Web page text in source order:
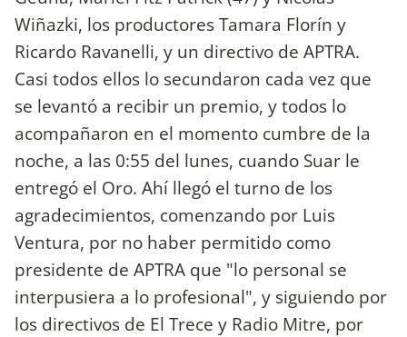
Wiñazki, los productores Tamara Florín y
Ricardo Ravanelli, y un directivo de APTRA.
Casi todos ellos lo secundaron cada vez que
se levantó a recibir un premio, y todos lo
acompañaron en el momento cumbre de la
noche, a las 0:55 del lunes, cuando Suar le
entregó el Oro. Ahí llegó el turno de los
agradecimientos, comenzando por Luis
Ventura, por no haber permitido como
presidente de APTRA que "lo personal se
interpusiera a lo profesional", y siguiendo por
los directivos de El Trece y Radio Mitre, por